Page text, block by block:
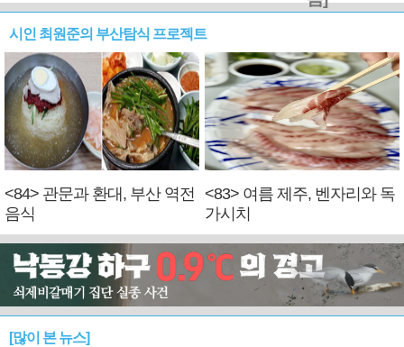
시인 최원준의 부산탐식 프로젝트
<84> 관문과 환대, 부산 역전
음식
<83> 여름 제주, 벤자리와 독
가시치
[많이 본 뉴스]